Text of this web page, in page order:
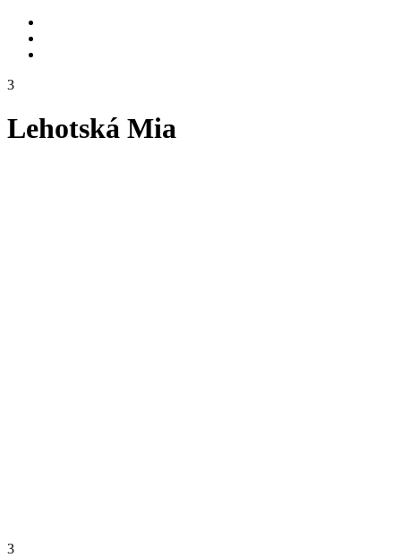
3
Lehotská Mia
3